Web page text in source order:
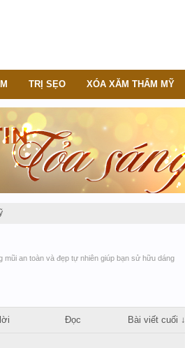
mũi an toàn và đẹp tự nhiên giúp bạn sử hữu dáng
Đọc Bài viết cuối ↓
TRỊ SẸO XÓA XĂM THẨM MỸ